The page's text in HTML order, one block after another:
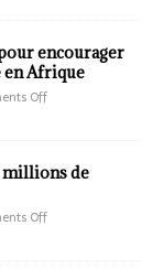
encourager
en Afrique
Off
millions de
Off